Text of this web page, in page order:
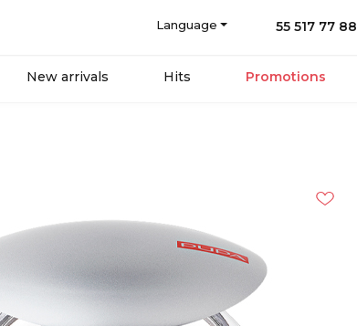
Language 55 517 77 88
New arrivals Hits Promotions